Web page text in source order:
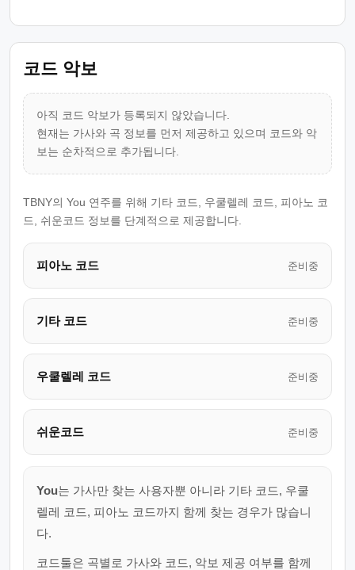
코드 악보
아직 코드 악보가 등록되지 않았습니다.
현재는 가사와 곡 정보를 먼저 제공하고 있으며 코드와 악
보는 순차적으로 추가됩니다.
TBNY의 You 연주를 위해 기타 코드, 우쿨렐레 코드, 피아노 코
드, 쉬운코드 정보를 단계적으로 제공합니다.
피아노 코드 준비중
기타 코드 준비중
우쿨렐레 코드 준비중
쉬운코드 준비중
You는 가사만 찾는 사용자뿐 아니라 기타 코드, 우쿨
렐레 코드, 피아노 코드까지 함께 찾는 경우가 많습니
다.
코드툴은 곡별로 가사와 코드, 악보 제공 여부를 함께